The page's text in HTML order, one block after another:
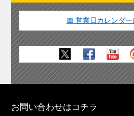
📅 営業日カレンダー
お問い合わせはコチラ